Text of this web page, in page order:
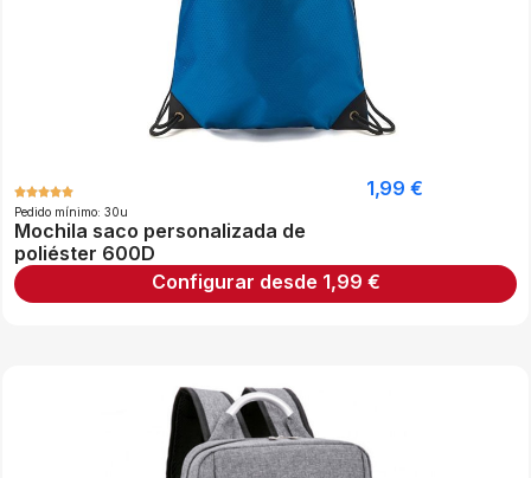
Pedido mínimo: 30u
Mochila saco personalizada de
poliéster 600D
1,99 €
Configurar desde 1,99 €